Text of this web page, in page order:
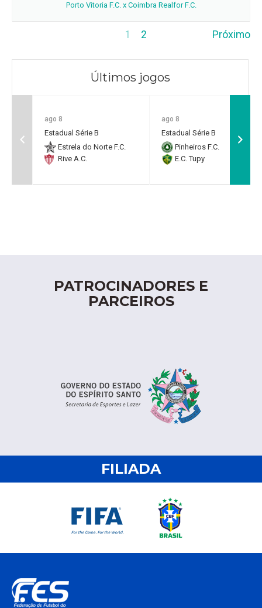
Porto Vitoria F.C. x Coimbra Realfor F.C.
1 2 Próximo
Últimos jogos
ago 8
Estadual Série B
Estrela do Norte F.C.
Rive A.C.
ago 8
Estadual Série B
Pinheiros F.C.
E.C. Tupy
PATROCINADORES E
PARCEIROS
FILIADA